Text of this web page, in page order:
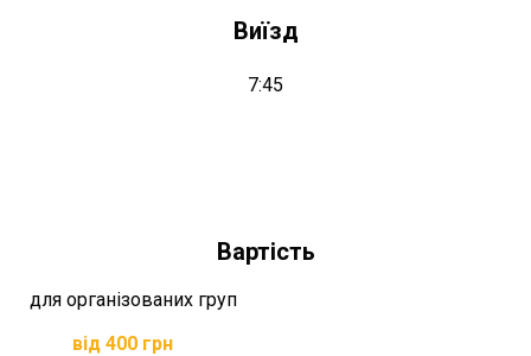
Виїзд
7:45
Вартість
для організованих груп
від 400 грн